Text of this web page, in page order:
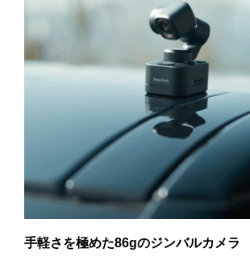
手軽さを極めた86gのジンバルカメラ